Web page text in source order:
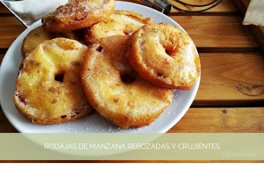
RODAJAS DE MANZANA REBOZADAS Y CRUJIENTES